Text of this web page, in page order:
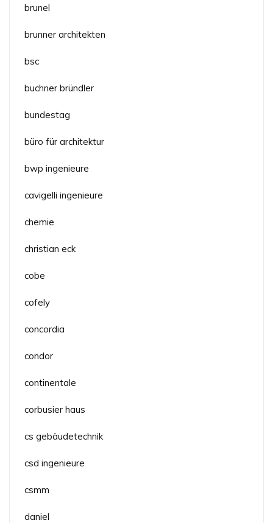
brunel
brunner architekten
bsc
buchner bründler
bundestag
büro für architektur
bwp ingenieure
cavigelli ingenieure
chemie
christian eck
cobe
cofely
concordia
condor
continentale
corbusier haus
cs gebäudetechnik
csd ingenieure
csmm
daniel